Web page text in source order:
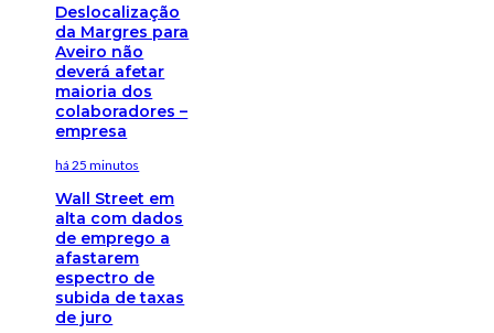
Deslocalização
da Margres para
Aveiro não
deverá afetar
maioria dos
colaboradores –
empresa
há 25 minutos
Wall Street em
alta com dados
de emprego a
afastarem
espectro de
subida de taxas
de juro